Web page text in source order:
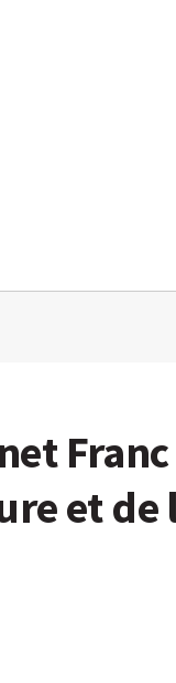
et de